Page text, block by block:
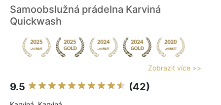
Samoobslužná prádelna Karviná
Quickwash
Zobrazit více >>
9.5 (42)